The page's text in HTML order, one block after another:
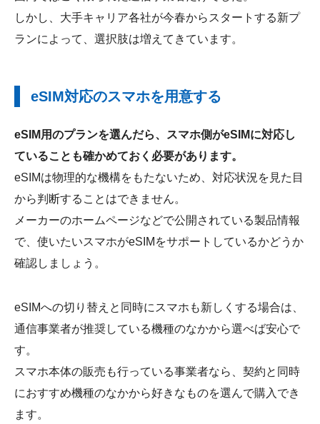
しかし、大手キャリア各社が今春からスタートする新プ
ランによって、選択肢は増えてきています。
eSIM対応のスマホを用意する
eSIM用のプランを選んだら、スマホ側がeSIMに対応し
ていることも確かめておく必要があります。
eSIMは物理的な機構をもたないため、対応状況を見た目
から判断することはできません。
メーカーのホームページなどで公開されている製品情報
で、使いたいスマホがeSIMをサポートしているかどうか
確認しましょう。
eSIMへの切り替えと同時にスマホも新しくする場合は、
通信事業者が推奨している機種のなかから選べば安心で
す。
スマホ本体の販売も行っている事業者なら、契約と同時
におすすめ機種のなかから好きなものを選んで購入でき
ます。